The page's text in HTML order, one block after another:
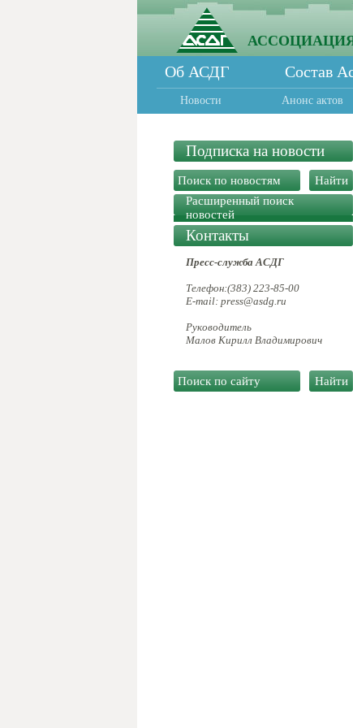
Об АСДГ Состав
Новости Анонс актов
Подписка на новости
Расширенный поиск
новостей
Контакты
Пресс-служба АСДГ
Телефон:(383) 223-85-00
E-mail: press@asdg.ru
Руководитель
Малов Кирилл Владимирович